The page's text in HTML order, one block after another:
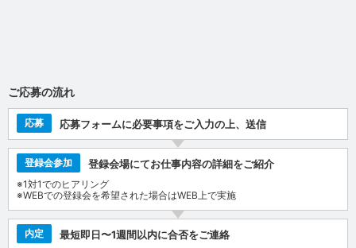
ご応募の流れ
応募 応募フォームに必要事項をご入力の上、送信
登録会参加 登録会場にてお仕事内容の詳細をご紹介
※1対1でのヒアリング
※WEBでの登録会を希望された場合はWEB上で実施
内定 最短即日〜1週間以内に合否をご連絡